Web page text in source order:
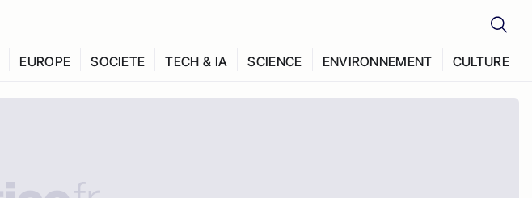
EUROPE SOCIETE TECH & IA SCIENCE ENVIRONNEMENT CULTURE